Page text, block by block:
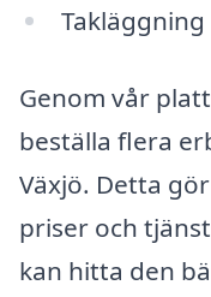
Genom vår
beställa flera
Växjö. Detta
priser och
kan hitta den